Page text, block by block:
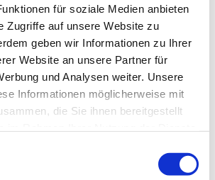
für soziale Medien anbieten
Zugriffe auf unsere Website zu
geben wir Informationen zu Ihrer
Website an unsere Partner für
und Analysen weiter. Unsere
Informationen möglicherweise mit
die Sie ihnen bereitgestellt